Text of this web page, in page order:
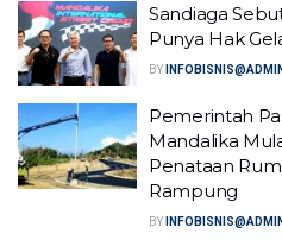
Sandiaga
Punya Hak
BY INFOBISNIS@ADMIN
Pemerintah
Mandalika
Penataan
Rampung
BY INFOBISNIS@ADMIN